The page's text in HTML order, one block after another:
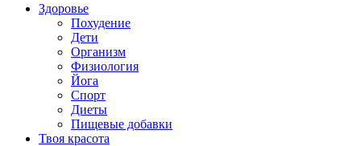
Здоровье
Похудение
Дети
Организм
Физиология
Йога
Спорт
Диеты
Пищевые добавки
Твоя красота